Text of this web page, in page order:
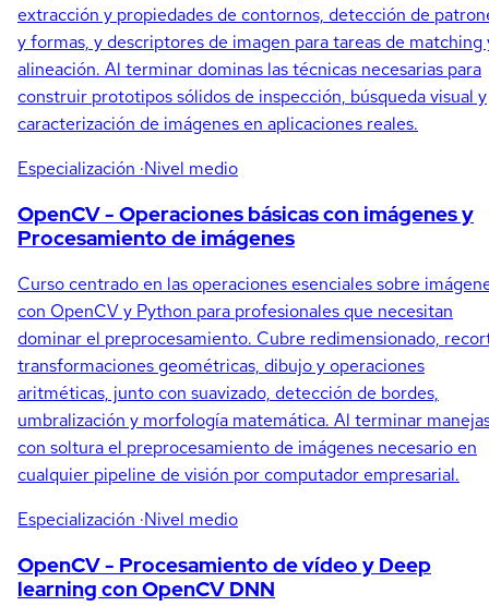
extracción y propiedades de contornos, detección de
y formas, y descriptores de imagen para tareas de matching
alineación. Al terminar dominas las técnicas necesarias para
construir prototipos sólidos de inspección, búsqueda visual y
caracterización de imágenes en aplicaciones reales.
Especialización ·Nivel medio
OpenCV - Operaciones básicas con imágenes y
Procesamiento de imágenes
Curso centrado en las operaciones esenciales sobre
con OpenCV y Python para profesionales que necesitan
dominar el preprocesamiento. Cubre redimensionado,
transformaciones geométricas, dibujo y operaciones
aritméticas, junto con suavizado, detección de bordes,
umbralización y morfología matemática. Al terminar
con soltura el preprocesamiento de imágenes necesario en
cualquier pipeline de visión por computador empresarial.
Especialización ·Nivel medio
OpenCV - Procesamiento de vídeo y Deep
learning con OpenCV DNN